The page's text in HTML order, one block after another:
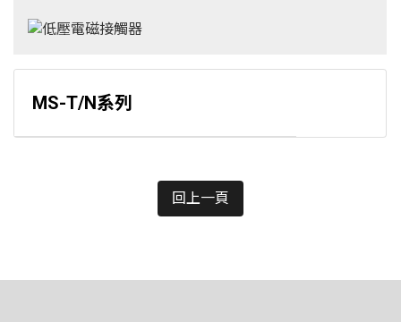
MS-T/N系列
回上一頁